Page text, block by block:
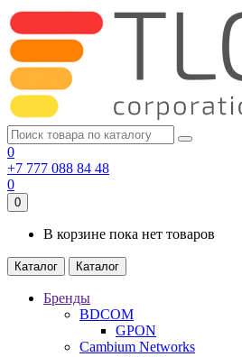
0
+7 777 088 84 48
0
0
В корзине пока нет товаров
Каталог Каталог
Бренды
BDCOM
GPON
Cambium Networks